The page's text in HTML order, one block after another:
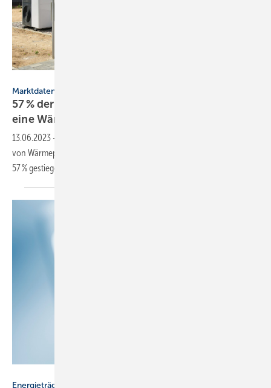
Marktdaten
57 % der 2022 gebauten Wohn­gebäude heizt
eine Wärmepumpe
13.06.2023 -
von Wärmepumpen als primäre Heizung bei 31,4 %. Bis 2022 ist er auf
57 %gestiegen.
Energieträger